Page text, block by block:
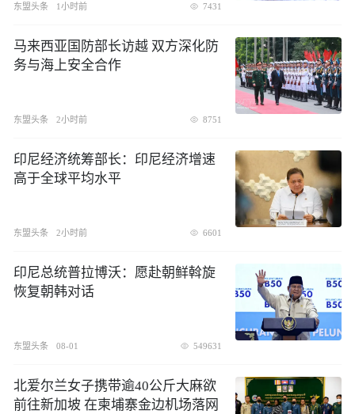
东盟头条 1小时前 7431
​马来西亚国防部长访越 双方深化防
务与海上安全合作
东盟头条 2小时前 8751
印尼经济统筹部长：印尼经济增速
高于全球平均水平
东盟头条 2小时前 6601
印尼总统普拉博沃：愿赴朝鲜斡旋
恢复朝韩对话
东盟头条 08-01 549631
北爱尔兰女子携带逾40公斤大麻欲
前往新加坡 在柬埔寨金边机场落网